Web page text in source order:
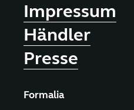
Impressum
Händler
Presse
Formalia